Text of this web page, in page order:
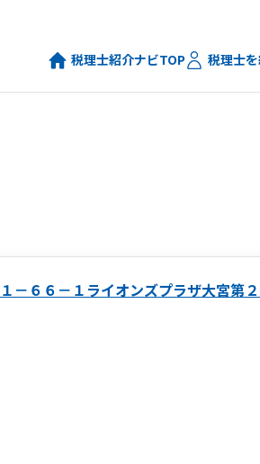
税理士紹介ナビTOP 税理士
－６６－１ライオンズプラザ大宮第